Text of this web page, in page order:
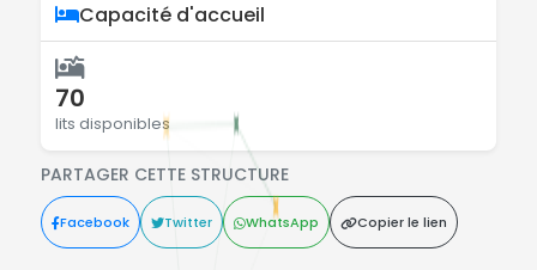
Capacité d'accueil
70
lits disponibles
PARTAGER CETTE STRUCTURE
Facebook Twitter WhatsApp Copier le lien